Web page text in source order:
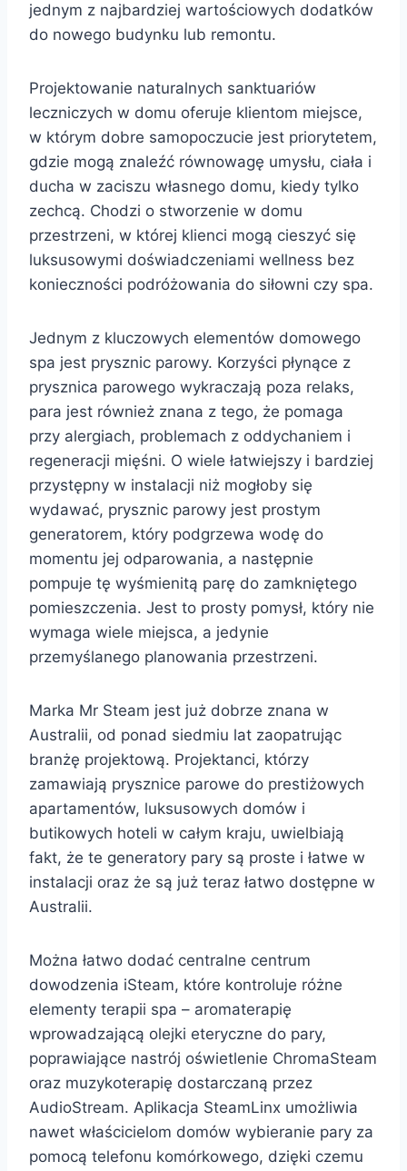
jednym z najbardziej wartościowych dodatków
do nowego budynku lub remontu.
Projektowanie naturalnych sanktuariów
leczniczych w domu oferuje klientom miejsce,
w którym dobre samopoczucie jest priorytetem,
gdzie mogą znaleźć równowagę umysłu, ciała i
ducha w zaciszu własnego domu, kiedy tylko
zechcą. Chodzi o stworzenie w domu
przestrzeni, w której klienci mogą cieszyć się
luksusowymi doświadczeniami wellness bez
konieczności podróżowania do siłowni czy spa.
Jednym z kluczowych elementów domowego
spa jest prysznic parowy. Korzyści płynące z
prysznica parowego wykraczają poza relaks,
para jest również znana z tego, że pomaga
przy alergiach, problemach z oddychaniem i
regeneracji mięśni. O wiele łatwiejszy i bardziej
przystępny w instalacji niż mogłoby się
wydawać, prysznic parowy jest prostym
generatorem, który podgrzewa wodę do
momentu jej odparowania, a następnie
pompuje tę wyśmienitą parę do zamkniętego
pomieszczenia. Jest to prosty pomysł, który nie
wymaga wiele miejsca, a jedynie
przemyślanego planowania przestrzeni.
Marka Mr Steam jest już dobrze znana w
Australii, od ponad siedmiu lat zaopatrując
branżę projektową. Projektanci, którzy
zamawiają prysznice parowe do prestiżowych
apartamentów, luksusowych domów i
butikowych hoteli w całym kraju, uwielbiają
fakt, że te generatory pary są proste i łatwe w
instalacji oraz że są już teraz łatwo dostępne w
Australii.
Można łatwo dodać centralne centrum
dowodzenia iSteam, które kontroluje różne
elementy terapii spa – aromaterapię
wprowadzającą olejki eteryczne do pary,
poprawiające nastrój oświetlenie ChromaSteam
oraz muzykoterapię dostarczaną przez
AudioStream. Aplikacja SteamLinx umożliwia
nawet właścicielom domów wybieranie pary za
pomocą telefonu komórkowego, dzięki czemu